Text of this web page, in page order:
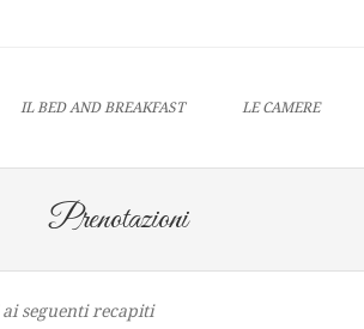
IL BED AND BREAKFAST LE CAMERE
Prenotazioni
seguenti recapiti